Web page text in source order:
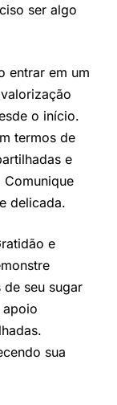
ser algo
entrar em um
o início.
termos de
e
delicada.
e
seu sugar
apoio
sua